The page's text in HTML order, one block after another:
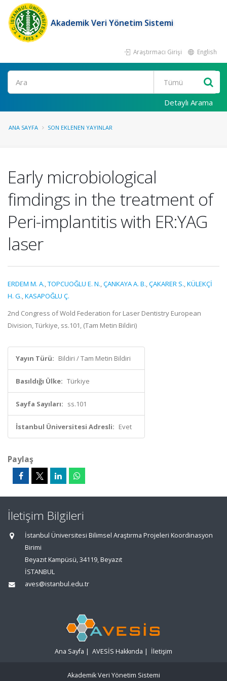
Akademik Veri Yönetim Sistemi
Araştırmacı Girişi English
Ara
Detaylı Arama
ANA SAYFA SON EKLENEN YAYINLAR
Early microbiological
fimdings in the treatment of
Peri-implantitis with ER:YAG
laser
ERDEM M. A.,TOPCUOĞLU E. N.,ÇANKAYA A. B.,ÇAKARER S.,KÜLEKÇİ
H. G.,KASAPOĞLU Ç.
2nd Congress of Wold Federation for Laser Dentistry European
Division, Türkiye, ss.101, (Tam Metin Bildiri)
Yayın Türü: Bildiri / Tam Metin Bildiri
Basıldığı Ülke: Türkiye
Sayfa Sayıları: ss.101
İstanbul Üniversitesi Adresli: Evet
Paylaş
İletişim Bilgileri
İstanbul Üniversitesi Bilimsel Araştırma Projeleri Koordinasyon
Birimi
Beyazıt Kampüsü, 34119, Beyazıt
İSTANBUL
aves@istanbul.edu.tr
Ana Sayfa | AVESİS Hakkında | İletişim
Akademik Veri Yönetim Sistemi